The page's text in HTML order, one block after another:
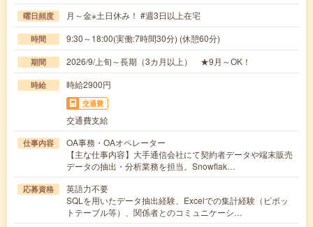
曜日頻度 月～金※土日休み！ #週3日以上在宅
時間 9:30～18:00(実働:7時間30分) (休憩60分)
期間 2026/9/上旬～長期（3カ月以上） ★9月～OK！
時給 時給2900円
交通費
交通費支給
仕事内容
OA事務・OAオペレーター
【主な仕事内容】大手通信会社にて契約者データや端末販売
データの抽出・分析業務を担当。Snowflak…
応募資格
英語力不要
SQLを用いたデータ抽出経験、Excelでの集計経験（ピボッ
トテーブル等）、関係者とのコミュニケーシ…